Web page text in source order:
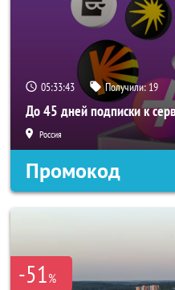
05:33:41 Получили:19
До 45 дней подписки к
Россия
Промокод
-51%